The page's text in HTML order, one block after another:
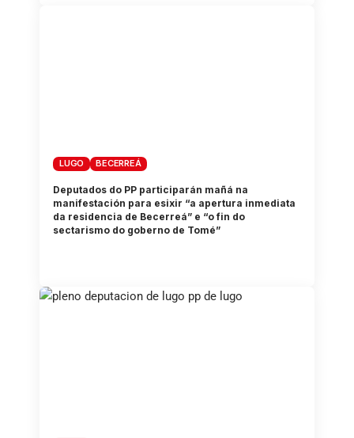
LUGO BECERREÁ
Deputados do PP participarán mañá na
manifestación para esixir “a apertura inmediata
da residencia de Becerreá” e “o fin do
sectarismo do goberno de Tomé”